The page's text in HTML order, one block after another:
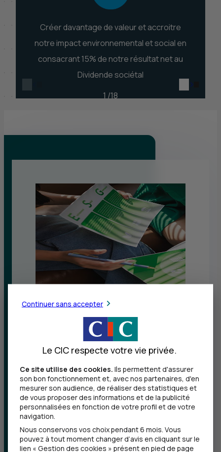
1 /18
Créer davantage de valeur et accroitre
notre impact environnemental et social en
consacrant 15% de notre résultat net au
Dividende sociétal
d’accélérer les grandes
transformations dont le monde
a besoin
En tant qu’entreprise à mission,CICagit
concrètement pour accompagner la
transition écologique, soutenir une
société plus juste et financer l’économie
réelle au service de ses clients et des
Continuer sans accepter
Le CIC respecte votre vie privée.
Ce site utilise des cookies. Ils permettent d'assurer
son bon fonctionnement et, avec nos partenaires, d'en
mesurer son audience, de réaliser des statistiques et
de vous proposer des informations et de la publicité
personnalisées en fonction de votre profil et de votre
navigation.
Nous conservons vos choix pendant 6 mois. Vous
pouvez à tout moment changer d’avis en cliquant sur le
lien « Gestion des cookies » présent en pied de page